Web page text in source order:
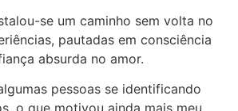
se um caminho sem volta no
pautadas em consciência
absurda no amor.
pessoas se identificando
o que motivou ainda mais meu